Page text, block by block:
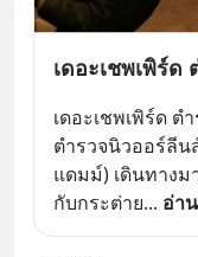
เดอะเชพเพิร์ด
เดอะเชพเพิร์ด ต
ตำรวจนิวออร์ลี
แดมม์) เดินทาง
กับกระต่าย... อ่า